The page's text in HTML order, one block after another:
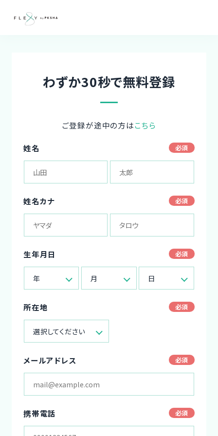
わずか30秒で無料登録
ご登録が途中の方はこちら
姓名
姓名カナ
生年月日
年 月 日
所在地
選択してください
メールアドレス
携帯電話